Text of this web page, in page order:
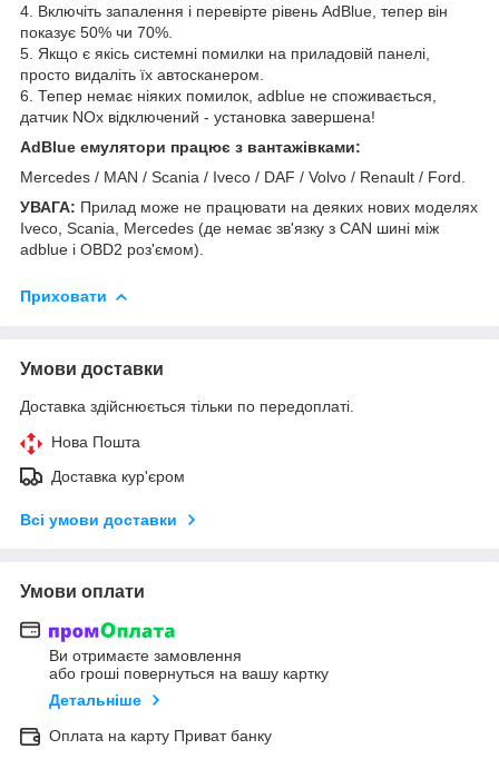
4. Включіть запалення і перевірте рівень AdBlue, тепер він
показує 50% чи 70%.
5. Якщо є якісь системні помилки на приладовій панелі,
просто видаліть їх автосканером.
6. Тепер немає ніяких помилок, adblue не споживається,
датчик NOx відключений - установка завершена!
AdBlue емулятори працює з вантажівками:
Mercedes / MAN / Scania / Iveco / DAF / Volvo / Renault / Ford.
УВАГА: Прилад може не працювати на деяких нових моделях
Iveco, Scania, Mercedes (де немає зв'язку з CAN шині між
adblue і OBD2 роз'ємом).
Приховати
Умови доставки
Доставка здійснюється тільки по передоплаті.
Нова Пошта
Доставка кур'єром
Всі умови доставки
Умови оплати
Ви отримаєте замовлення
або гроші повернуться на вашу картку
Детальніше
Оплата на карту Приват банку